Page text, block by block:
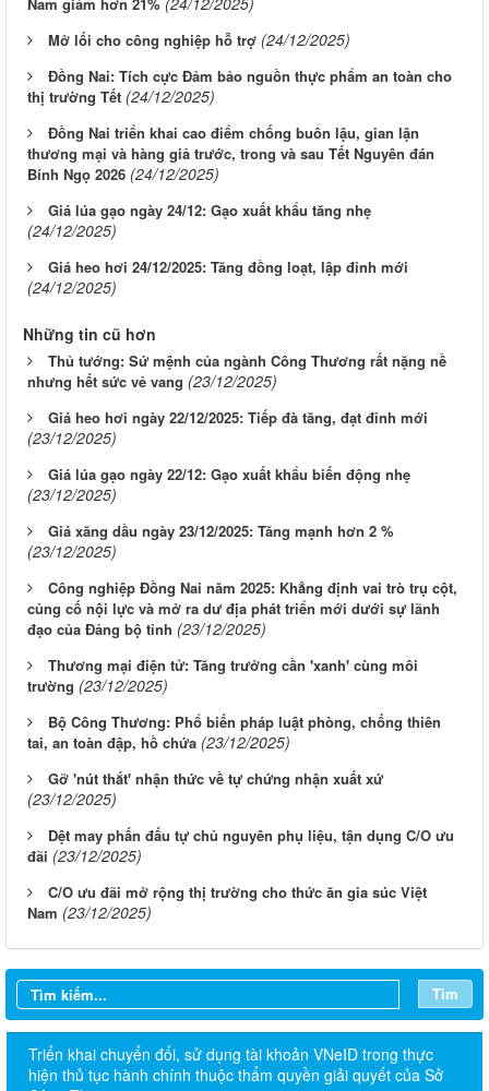
Nam giảm hơn 21%
Mở lối cho công nghiệp hỗ trợ (24/12/2025)
Đồng Nai: Tích cực Đảm bảo nguồn thực phẩm an toàn cho
thị trường Tết (24/12/2025)
Đồng Nai triển khai cao điểm chống buôn lậu, gian lận
thương mại và hàng giả trước, trong và sau Tết Nguyên đán
Bính Ngọ 2026 (24/12/2025)
Giá lúa gạo ngày 24/12: Gạo xuất khẩu tăng nhẹ
(24/12/2025)
Giá heo hơi 24/12/2025: Tăng đồng loạt, lập đỉnh mới
(24/12/2025)
Những tin cũ hơn
Thủ tướng: Sứ mệnh của ngành Công Thương rất nặng nề
nhưng hết sức vẻ vang (23/12/2025)
Giá heo hơi ngày 22/12/2025: Tiếp đà tăng, đạt đỉnh mới
(23/12/2025)
Giá lúa gạo ngày 22/12: Gạo xuất khẩu biến động nhẹ
(23/12/2025)
Giá xăng dầu ngày 23/12/2025: Tăng mạnh hơn 2 %
(23/12/2025)
Công nghiệp Đồng Nai năm 2025: Khẳng định vai trò trụ cột,
củng cố nội lực và mở ra dư địa phát triển mới dưới sự lãnh
đạo của Đảng bộ tỉnh (23/12/2025)
Thương mại điện tử: Tăng trưởng cần 'xanh' cùng môi
trường (23/12/2025)
Bộ Công Thương: Phổ biến pháp luật phòng, chống thiên
tai, an toàn đập, hồ chứa (23/12/2025)
Gỡ 'nút thắt' nhận thức về tự chứng nhận xuất xứ
(23/12/2025)
Dệt may phấn đấu tự chủ nguyên phụ liệu, tận dụng C/O ưu
đãi (23/12/2025)
C/O ưu đãi mở rộng thị trường cho thức ăn gia súc Việt
Nam (23/12/2025)
Tìm
Triển khai chuyển đổi, sử dụng tài khoản VNeID trong thực
hiện thủ tục hành chính thuộc thẩm quyền giải quyết của Sở